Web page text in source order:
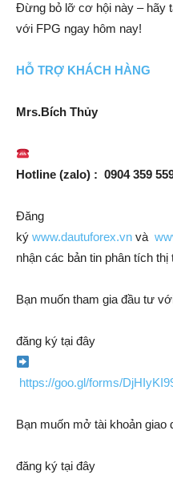
Đừng bỏ lỡ cơ hội này – hãy
với FPG ngay hôm nay!
HỖ TRỢ KHÁCH HÀNG
Mrs.Bích Thủy
Hotline (zalo) : 0904 359
Đăng
ký www.dautuforex.vn và
nhận các bản tin phân tích
Bạn muốn tham gia đầu tư
đăng ký tại đây
https://goo.gl/forms/
Bạn muốn mở tài khoản giao
đăng ký tại đây